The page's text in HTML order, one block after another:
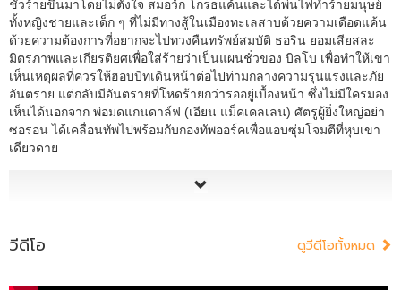
ชั่วร้ายขึ้นมาโดยไม่ตั้งใจ สมอว์ก โกรธแค้นและได้พ่นไฟทำร้ายมนุษย์
ทั้งหญิงชายและเด็ก ๆ ที่ไม่มีทางสู้ในเมืองทะเลสาบด้วยความเดือดแค้น
ด้วยความต้องการที่อยากจะไปทวงคืนทรัพย์สมบัติ ธอริน ยอมเสียสละ
มิตรภาพและเกียรติยศเพื่อใส่ร้ายว่าเป็นแผนชั่วของ บิลโบ เพื่อทำให้เขา
เห็นเหตุผลที่ควรให้ฮอบบิทเดินหน้าต่อไปท่ามกลางความรุนแรงและภัย
อันตราย แต่กลับมีอันตรายที่โหดร้ายกว่ารออยู่เบื้องหน้า ซึ่งไม่มีใครมอง
เห็นได้นอกจาก พ่อมดแกนดาล์ฟ (เอียน แม็คเคลเลน) ศัตรูผู้ยิ่งใหญ่อย่า
ซอรอน ได้เคลื่อนทัพไปพร้อมกับกองทัพออร์คเพื่อแอบซุ่มโจมตีที่หุบเขา
เดียวดาย
วีดีโอ ดูวีดีโอทั้งหมด